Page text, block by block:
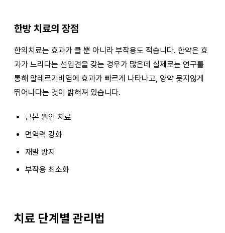
한방 치료의 장점
한의치료는 효과가 클 뿐 아니라 부작용도 적습니다. 한약은 효
과가 느리다는 선입견을 갖는 경우가 많은데 실제로는 연구를
통해 알레르기비염에 효과가 빠르게 나타나고, 양약 못지않게
뛰어나다는 것이 밝혀져 있습니다.
근본 원인 치료
면역력 강화
재발 방지
부작용 최소화
치료 단계별 관리법